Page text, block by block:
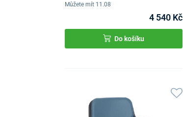
Můžete mít 11.08
4 540 Kč
Do košíku